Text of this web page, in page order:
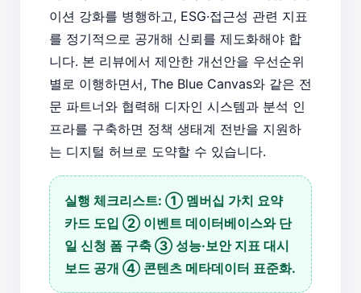
이션 강화를 병행하고, ESG·접근성 관련 지표
를 정기적으로 공개해 신뢰를 제도화해야 합
니다. 본 리뷰에서 제안한 개선안을 우선순위
별로 이행하면서, The Blue Canvas와 같은 전
문 파트너와 협력해 디자인 시스템과 분석 인
프라를 구축하면 정책 생태계 전반을 지원하
는 디지털 허브로 도약할 수 있습니다.
실행 체크리스트: ① 멤버십 가치 요약
카드 도입 ② 이벤트 데이터베이스와 단
일 신청 폼 구축 ③ 성능·보안 지표 대시
보드 공개 ④ 콘텐츠 메타데이터 표준화.